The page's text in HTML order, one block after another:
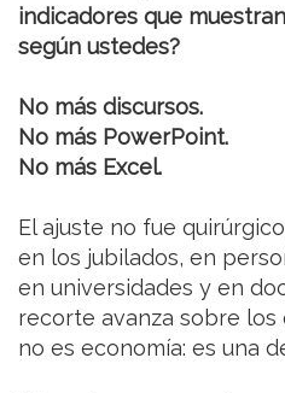
indicadores que
según ustedes?
No más discursos.
No más PowerPoint.
No más Excel.
El ajuste no fue
en los jubilados, en
en universidades y en
recorte avanza sobre los
no es economía: es una